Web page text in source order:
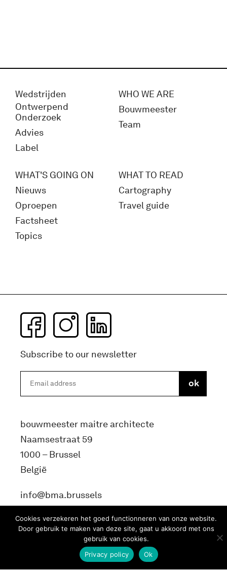
Wedstrijden
Ontwerpend
Onderzoek
Advies
Label
WHO WE ARE
Bouwmeester
Team
WHAT'S GOING ON
Nieuws
Oproepen
Factsheet
Topics
WHAT TO READ
Cartography
Travel guide
Subscribe to our newsletter
bouwmeester maitre architecte
Naamsestraat 59
1000 – Brussel
België
info@bma.brussels
Cookies verzekeren het goed functionneren van onze website.
Door gebruik te maken van deze site, gaat u akkoord met ons
gebruik van cookies.
Ok
Privacy policy